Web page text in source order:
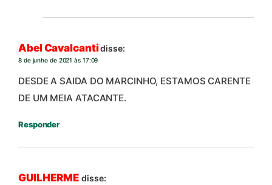
Abel Cavalcantidisse:
8 de junho de 2021 às 17:09
DESDE A SAIDA DO MARCINHO, ESTAMOS CARENTE
DE UM MEIA ATACANTE.
Responder
GUILHERME disse: